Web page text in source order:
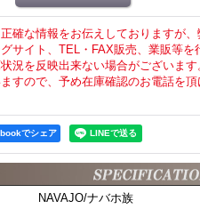
確な情報をお伝えしておりますが
サイト、TEL・FAX販売、業販等を
況を反映出来ない場合がございます
すので、予め在庫確認のお電話を
でシェア
NAVAJO/ナバホ族